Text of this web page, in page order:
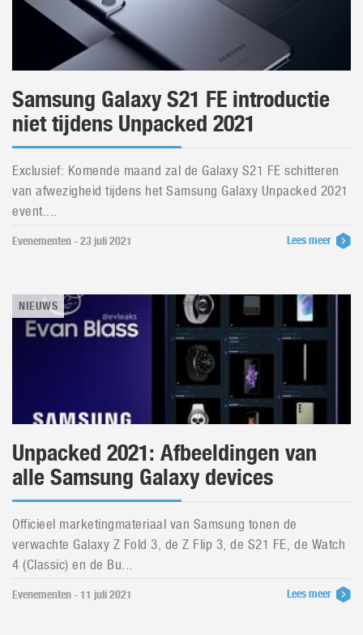
Samsung Galaxy S21 FE introductie
niet tijdens Unpacked 2021
Exclusief: Komende maand zal de Galaxy S21 FE schitteren
van afwezigheid tijdens het Samsung Galaxy Unpacked 2021
event....
Evenementen - 23 juli 2021 Lees meer
NIEUWS
Unpacked 2021: Afbeeldingen van
alle Samsung Galaxy devices
Officieel marketingmateriaal van Samsung tonen de
verwachte Galaxy Z Fold 3, de Z Flip 3, de S21 FE, de Watch
4 (Classic) en de Bu...
Evenementen - 11 juli 2021 Lees meer